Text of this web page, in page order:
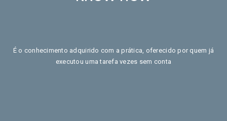
É o conhecimento adquirido com a prática, oferecido por quem já
executou uma tarefa vezes sem conta